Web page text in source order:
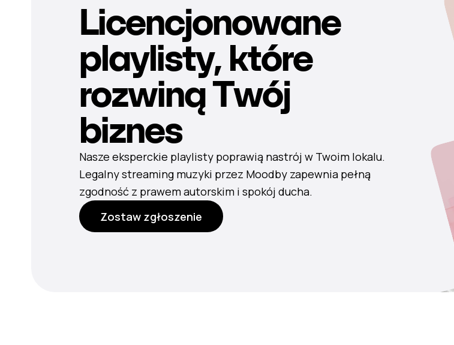
Licencjonowane
playlisty, które
rozwiną Twój
biznes
Nasze eksperckie playlisty poprawią nastrój w Twoim lokalu.
Legalny streaming muzyki przez Moodby zapewnia pełną
zgodność z prawem autorskim i spokój ducha.
Zostaw zgłoszenie